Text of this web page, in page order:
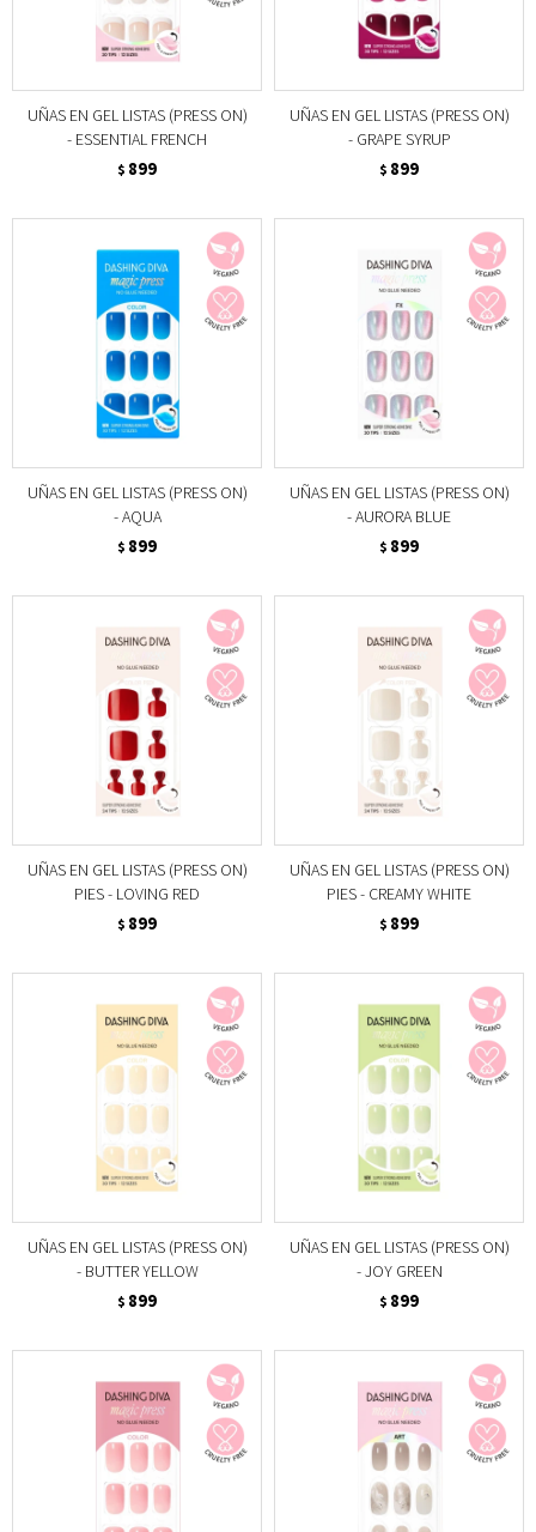
UÑAS EN GEL LISTAS (PRESS ON)
- ESSENTIAL FRENCH
$ 899
UÑAS EN GEL LISTAS (PRESS ON)
- GRAPE SYRUP
$ 899
UÑAS EN GEL LISTAS (PRESS ON)
- AQUA
$ 899
UÑAS EN GEL LISTAS (PRESS ON)
- AURORA BLUE
$ 899
UÑAS EN GEL LISTAS (PRESS ON)
PIES - LOVING RED
$ 899
UÑAS EN GEL LISTAS (PRESS ON)
PIES - CREAMY WHITE
$ 899
UÑAS EN GEL LISTAS (PRESS ON)
- BUTTER YELLOW
$ 899
UÑAS EN GEL LISTAS (PRESS ON)
- JOY GREEN
$ 899